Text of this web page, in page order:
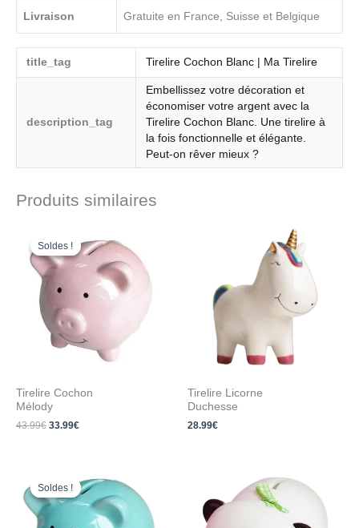
Livraison Gratuite en France, Suisse et Belgique
title_tag Tirelire Cochon Blanc | Ma Tirelire
description_tag
Embellissez votre décoration et
économiser votre argent avec la
Tirelire Cochon Blanc. Une tirelire à
la fois fonctionnelle et élégante.
Peut-on rêver mieux ?
Produits similaires
Soldes !
Soldes !
Tirelire Cochon
Mélody
43.99€
prix
initial
était :
33.99€
prix
actuel
est :
33.99€.
Tirelire Licorne
Duchesse
28.99€
Soldes !
Soldes !
prix
initial
était :
prix
actuel
est :
23.99€.